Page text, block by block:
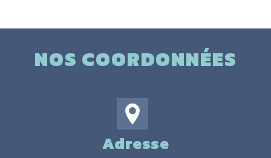
NOS COORDONNÉES
Adresse